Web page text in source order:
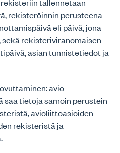
rekisteröinnin perusteena
eli päivä, jona
rekisteriviranomaisen
asian tunnistetiedot ja
avio-
tietoja samoin perustein
avioliittoasioiden
rekisteristä ja